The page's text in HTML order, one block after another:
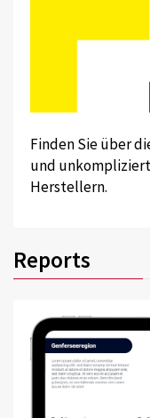
Finden Sie über
und
Herstellern.
Reports